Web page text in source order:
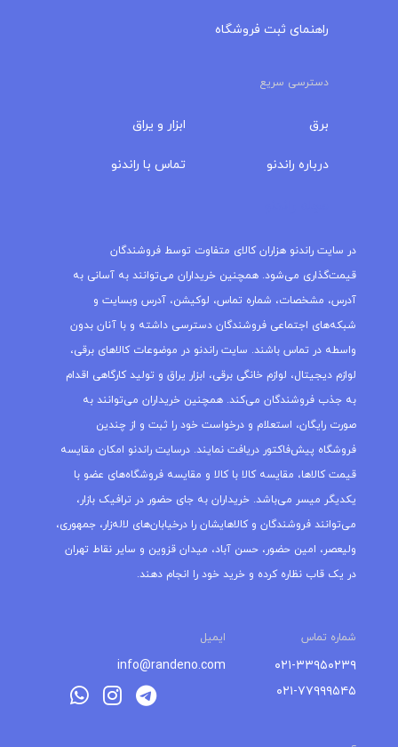
راهنمای ثبت فروشگاه
دسترسی سریع
برق
درباره‌ راندنو
ابزار و یراق
تماس با راندنو
در سایت راندنو هزاران کالای متفاوت توسط فروشندگان
قیمت‌گذاری می‌شود. همچنین خریداران می‌توانند به آسانی به
آدرس، مشخصات، شماره تماس، لوکیشن، آدرس وبسایت و
شبکه‌های اجتماعی فروشندگان دسترسی داشته و با آنان بدون
واسطه در تماس باشند. سایت راندنو در موضوعات کالاهای برقی،
لوازم دیجیتال، لوازم خانگی برقی، ابزار یراق و تولید کارگاهی اقدام
به جذب فروشندگان می‌کند. همچنین خریداران می‌توانند به
صورت رایگان، استعلام و درخواست خود را ثبت و از چندین
فروشگاه پیش‌فاکتور دریافت نمایند. درسایت راندنو امکان مقایسه
قیمت کالاها، مقایسه کالا با کالا و مقایسه فروشگاه‌های عضو با
یکدیگر میسر می‌باشد. خریداران به جای حضور در ترافیک بازار،
می‌توانند فروشندگان و کالاهایشان را درخیابان‌های لاله‌زار، جمهوری،
ولیعصر، امین حضور، حسن آباد، میدان قزوین و سایر نقاط تهران
در یک قاب نظاره کرده و خرید خود را انجام دهند.
شماره تماس ایمیل
۰۲۱-۳۳۹۵۰۲۳۹
۰۲۱-۷۷۹۹۹۵۴۵
info@randeno.com